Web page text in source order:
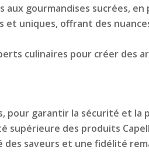
gourmandises sucrées,
et uniques, offrant des
culinaires pour créer des
pour garantir la sécurité et la
des produits
saveurs et une fidélité